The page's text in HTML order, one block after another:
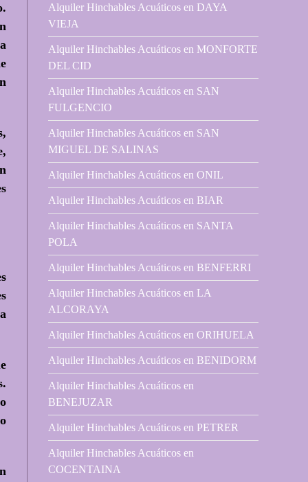
.
Alquiler Hinchables Acuáticos en DAYA
VIEJA
Alquiler Hinchables Acuáticos en MONFORTE
DEL CID
Alquiler Hinchables Acuáticos en SAN
FULGENCIO
Alquiler Hinchables Acuáticos en SAN
MIGUEL DE SALINAS
Alquiler Hinchables Acuáticos en ONIL
Alquiler Hinchables Acuáticos en BIAR
Alquiler Hinchables Acuáticos en SANTA
POLA
Alquiler Hinchables Acuáticos en BENFERRI
Alquiler Hinchables Acuáticos en LA
ALCORAYA
Alquiler Hinchables Acuáticos en ORIHUELA
Alquiler Hinchables Acuáticos en BENIDORM
Alquiler Hinchables Acuáticos en
BENEJUZAR
Alquiler Hinchables Acuáticos en PETRER
Alquiler Hinchables Acuáticos en
COCENTAINA